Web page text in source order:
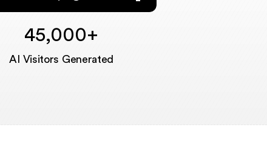
Unmute
Enter
45,000+
AI Visitors Generated